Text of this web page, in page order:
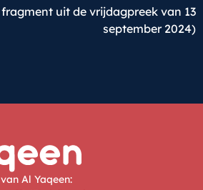
uit de vrijdagpreek van 13
september 2024)
Al Yaqeen: